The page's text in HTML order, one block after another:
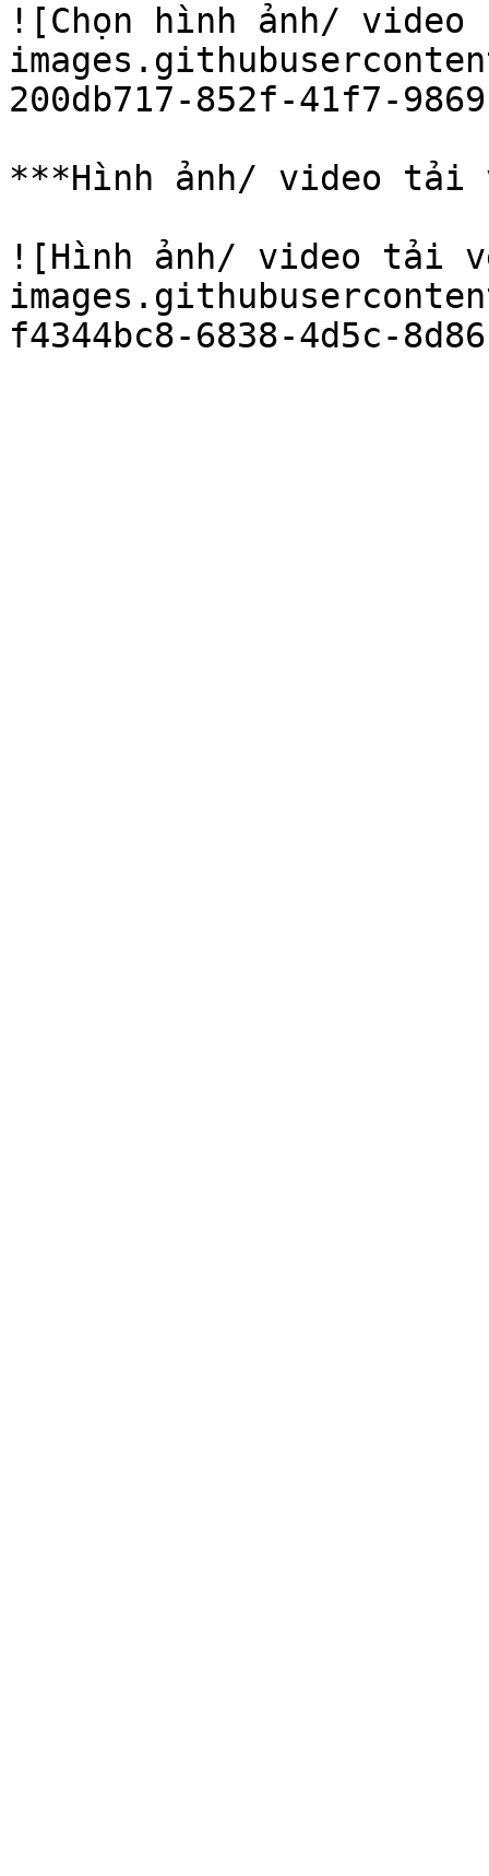
![Chọn hình ảnh/
200db717-852f-41f7-
***Hình ảnh/ video tải
![Hình ảnh/ video tải